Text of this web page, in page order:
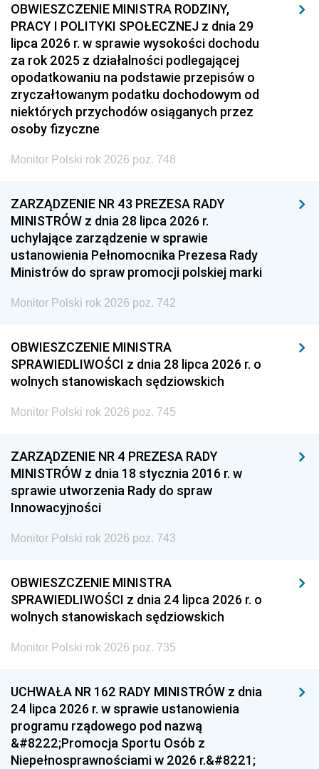
OBWIESZCZENIE MINISTRA RODZINY,
PRACY I POLITYKI SPOŁECZNEJ z dnia 29
lipca 2026 r. w sprawie wysokości dochodu
za rok 2025 z działalności podlegającej
opodatkowaniu na podstawie przepisów o
zryczałtowanym podatku dochodowym od
niektórych przychodów osiąganych przez
osoby fizyczne
Monitor Polski rok 2026 poz. 748
ZARZĄDZENIE NR 43 PREZESA RADY
MINISTRÓW z dnia 28 lipca 2026 r.
uchylające zarządzenie w sprawie
ustanowienia Pełnomocnika Prezesa Rady
Ministrów do spraw promocji polskiej marki
Monitor Polski rok 2026 poz. 742
OBWIESZCZENIE MINISTRA
SPRAWIEDLIWOŚCI z dnia 28 lipca 2026 r. o
wolnych stanowiskach sędziowskich
Monitor Polski rok 2026 poz. 745
ZARZĄDZENIE NR 4 PREZESA RADY
MINISTRÓW z dnia 18 stycznia 2016 r. w
sprawie utworzenia Rady do spraw
Innowacyjności
Monitor Polski rok 2026 poz. 743
OBWIESZCZENIE MINISTRA
SPRAWIEDLIWOŚCI z dnia 24 lipca 2026 r. o
wolnych stanowiskach sędziowskich
Monitor Polski rok 2026 poz. 735
UCHWAŁA NR 162 RADY MINISTRÓW z dnia
24 lipca 2026 r. w sprawie ustanowienia
programu rządowego pod nazwą
&#8222;Promocja Sportu Osób z
Niepełnosprawnościami w 2026 r.&#8221;